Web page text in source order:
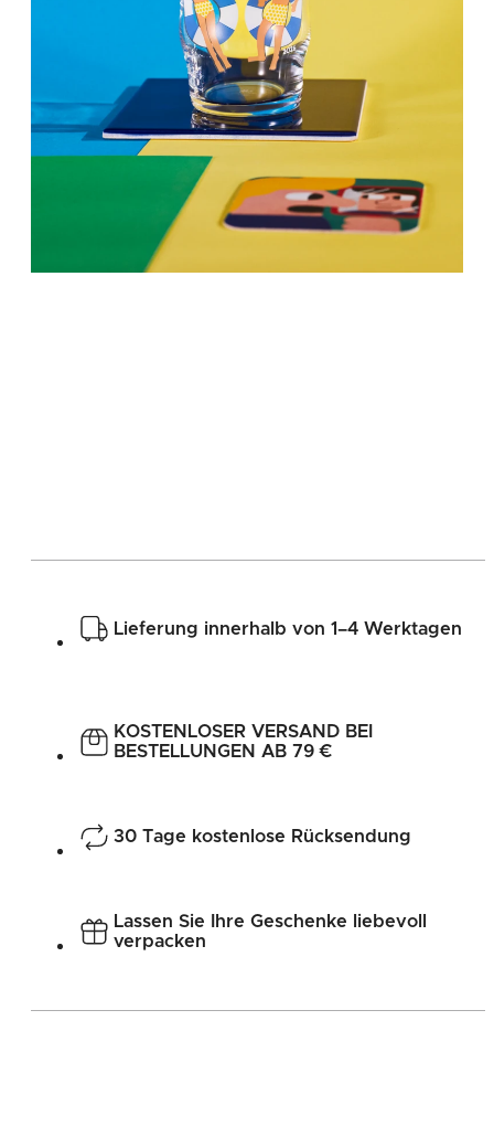
Lieferung innerhalb von 1–4 Werktagen
KOSTENLOSER VERSAND BEI
BESTELLUNGEN AB 79 €
30 Tage kostenlose Rücksendung
Lassen Sie Ihre Geschenke liebevoll
verpacken